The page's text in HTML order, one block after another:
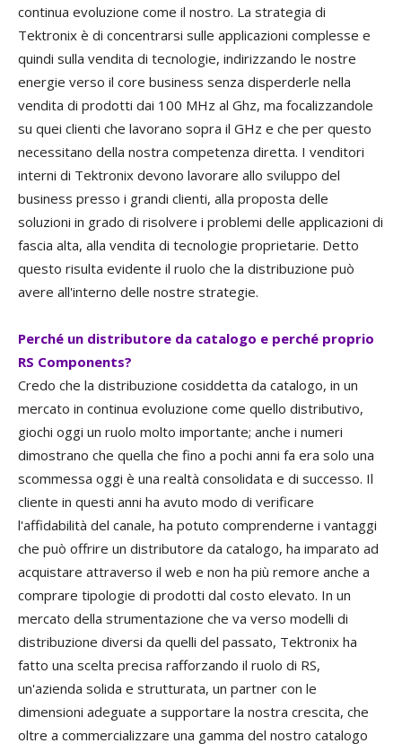
continua evoluzione come il nostro. La strategia di
Tektronix è di concentrarsi sulle applicazioni complesse e
quindi sulla vendita di tecnologie, indirizzando le nostre
energie verso il core business senza disperderle nella
vendita di prodotti dai 100 MHz al Ghz, ma focalizzandole
su quei clienti che lavorano sopra il GHz e che per questo
necessitano della nostra competenza diretta. I venditori
interni di Tektronix devono lavorare allo sviluppo del
business presso i grandi clienti, alla proposta delle
soluzioni in grado di risolvere i problemi delle applicazioni di
fascia alta, alla vendita di tecnologie proprietarie. Detto
questo risulta evidente il ruolo che la distribuzione può
avere all'interno delle nostre strategie.
Perché un distributore da catalogo e perché proprio
RS Components?
Credo che la distribuzione cosiddetta da catalogo, in un
mercato in continua evoluzione come quello distributivo,
giochi oggi un ruolo molto importante; anche i numeri
dimostrano che quella che fino a pochi anni fa era solo una
scommessa oggi è una realtà consolidata e di successo. Il
cliente in questi anni ha avuto modo di verificare
l'affidabilità del canale, ha potuto comprenderne i vantaggi
che può offrire un distributore da catalogo, ha imparato ad
acquistare attraverso il web e non ha più remore anche a
comprare tipologie di prodotti dal costo elevato. In un
mercato della strumentazione che va verso modelli di
distribuzione diversi da quelli del passato, Tektronix ha
fatto una scelta precisa rafforzando il ruolo di RS,
un'azienda solida e strutturata, un partner con le
dimensioni adeguate a supportare la nostra crescita, che
oltre a commercializzare una gamma del nostro catalogo